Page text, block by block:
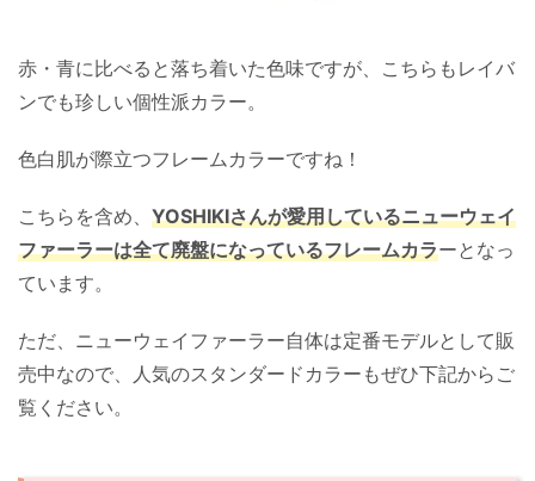
赤・青に比べると落ち着いた色味ですが、こちらもレイバ
ンでも珍しい個性派カラー。
色白肌が際立つフレームカラーですね！
こちらを含め、 YOSHIKIさんが愛用しているニューウェイ
ファーラーは全て廃盤になっているフレームカラーとなっ
ています。
ただ、ニューウェイファーラー自体は定番モデルとして販
売中なので、人気のスタンダードカラーもぜひ下記からご
覧ください。